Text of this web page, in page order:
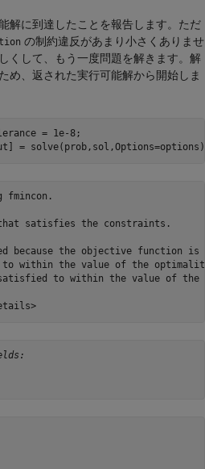
解に到達したことを報告します。ただ
の制約違反があまり小さくありませ
くして、もう一度問題を解きます。解
め、返された実行可能解から開始しま
= 1e-8;
= solve(prob,sol,Options=options)
fmincon.
that satisfies the constraints.
because the objective function
within the value of the
to within the value of the
<stopping criteria details>